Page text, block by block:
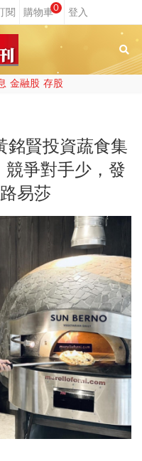
0
金融股 存股
銘賢投資蔬食集
爭對手少，發
易莎